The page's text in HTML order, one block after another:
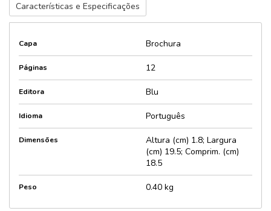
Características e Especificações
Capa Brochura
Páginas 12
Editora Blu
Idioma Português
Dimensões
Altura (cm) 1.8; Largura
(cm) 19.5; Comprim. (cm)
18.5
Peso 0.40 kg